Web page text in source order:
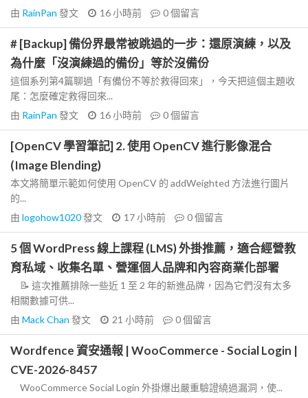
由 RainPan 發文 16 小時前 0個留言
# [Backup] 備份界最常被跳過的一步：還原演練，以及
為什麼「沒演練過的備份」等於沒備份
這個系列第4篇聊過「有備份不等於救得回來」，今天把這個主題收
尾：怎麼確定救得回來...
由 RainPan 發文 16 小時前 0個留言
[OpenCV 學習筆記] 2. 使用 OpenCV 進行影像混合
(Image Blending)
本文將簡單示範如何使用 OpenCV 的 addWeighted 方法進行圖片
的...
由 logohow1020發文 17 小時前 0個留言
5 個 WordPress 線上課程 (LMS) 外掛推薦，適合經營教
育私域、收集名單、營運個人品牌和內容商業化部署
📝 這次推薦排除一些近 1 至 2 年的新進品牌，因為它們沒有太多
相關數據可供...
由 Mack Chan 發文 21 小時前 0個留言
Wordfence 資安通報 | WooCommerce - Social Login |
CVE-2026-8457
WooCommerce Social Login 外掛爆出嚴重驗證繞過漏洞，使...